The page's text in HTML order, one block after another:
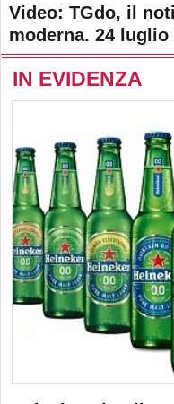
Video: TGdo, il
moderna. 24 luglio
IN EVIDENZA